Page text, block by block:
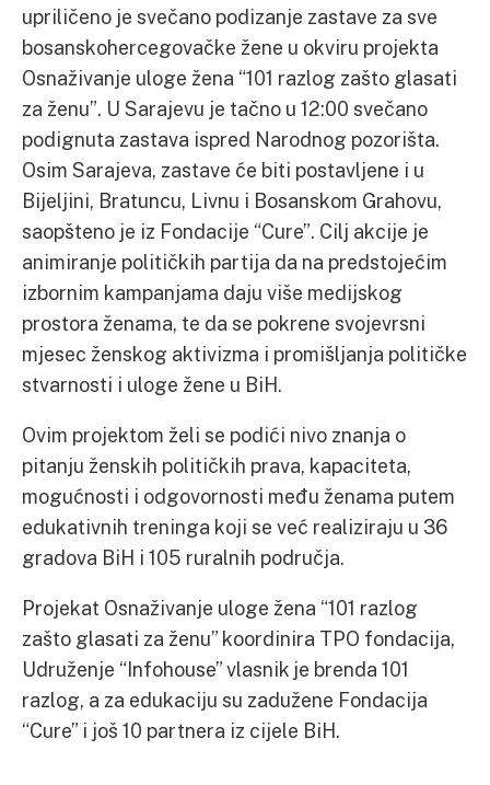
upriličeno je svečano podizanje zastave za sve
bosanskohercegovačke žene u okviru projekta
Osnaživanje uloge žena “101 razlog zašto glasati
za ženu”. U Sarajevu je tačno u 12:00 svečano
podignuta zastava ispred Narodnog pozorišta.
Osim Sarajeva, zastave će biti postavljene i u
Bijeljini, Bratuncu, Livnu i Bosanskom Grahovu,
saopšteno je iz Fondacije “Cure”. Cilj akcije je
animiranje političkih partija da na predstojećim
izbornim kampanjama daju više medijskog
prostora ženama, te da se pokrene svojevrsni
mjesec ženskog aktivizma i promišljanja političke
stvarnosti i uloge žene u BiH.
Ovim projektom želi se podići nivo znanja o
pitanju ženskih političkih prava, kapaciteta,
mogućnosti i odgovornosti među ženama putem
edukativnih treninga koji se već realiziraju u 36
gradova BiH i 105 ruralnih područja.
Projekat Osnaživanje uloge žena “101 razlog
zašto glasati za ženu” koordinira TPO fondacija,
Udruženje “Infohouse” vlasnik je brenda 101
razlog, a za edukaciju su zadužene Fondacija
“Cure” i još 10 partnera iz cijele BiH.